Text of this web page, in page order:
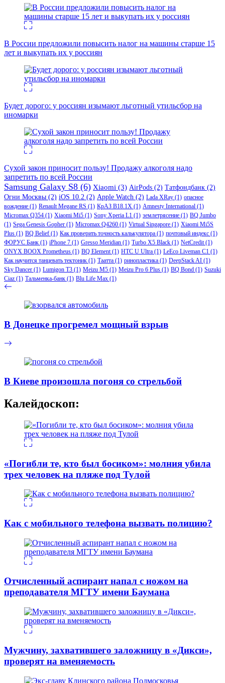
В России предложили повысить налог на машины старше 15
лет и выкупать их у россиян
Будет дорого: у россиян изымают льготный утильсбор на
иномарки
Сухой закон приносит пользу! Продажу алкоголя надо
запретить по всей России
Samsung Galaxy S8 (6) Xiaomi (3) AirPods (2) Татфондбанк (2)
Огни Москвы (2) iOS 10.2 (2) Apple Watch (2) Lada XRay (1) опасное
вождение (1) Renault Megane RS (1) КрАЗ В18.1Х (1) Amnesty International (1)
Micromax Q354 (1) Xiaomi Mi5 (1) Sony Xperia L1 (1) землетрясение (1) BQ Jumbo
(1) Sega Genesis Gopher (1) Micromax Q4260 (1) Virtual Singapore (1) Xiaomi Mi5S
Plus (1) BQ Belief (1) Как проверить точность калькулятора (1) почтовый индекс (1)
ФОРУС Банк (1) iPhone 7 (1) Gresso Meridian (1) Turbo X5 Black (1) NetCredit(1)
ONYX BOOX Prometheus (1) BQ Element(1) HTC U Ultra (1) LeEco Liveman C1 (1)
Как научится танцевать тектоник (1) Таатта (1) ринопластика (1) DeepStack AI (1)
Sky Dancer (1) Lumigon T3 (1) Meizu M5 (1) Meizu Pro 6 Plus (1) BQ Bond (1) Suzuki
Ciaz (1) Тальменка-банк (1) Blu Life Max (1)
В Донецке прогремел мощный взрыв
В Киеве произошла погоня со стрельбой
Калейдоскоп:
«Погибли те, кто был босиком»: молния убила
трех человек на пляже под Тулой
Как с мобильного телефона вызвать полицию?
Отчисленный аспирант напал с ножом на
преподавателя МГТУ имени Баумана
Мужчину, захватившего заложницу в «Дикси»,
проверят на вменяемость